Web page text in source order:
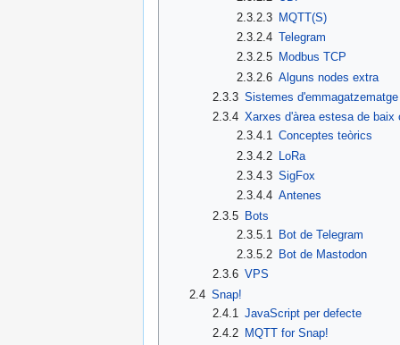
2.3.2.3 MQTT(S)
2.3.2.4 Telegram
2.3.2.5
Modbus TCP
2.3.2.6 Alguns nodes extra
2.3.3 Sistemes
2.3.4 Xarxes d'àrea estesa de baix
2.3.4.1 Conceptes teòrics
2.3.4.2 LoRa
2.3.4.3 SigFox
2.3.4.4 Antenes
2.3.5 Bots
2.3.5.1
Bot de Telegram
2.3.5.2
Bot de Mastodon
2.3.6 VPS
2.4 Snap!
2.4.1
JavaScript per defecte
2.4.2 MQTT for Snap!